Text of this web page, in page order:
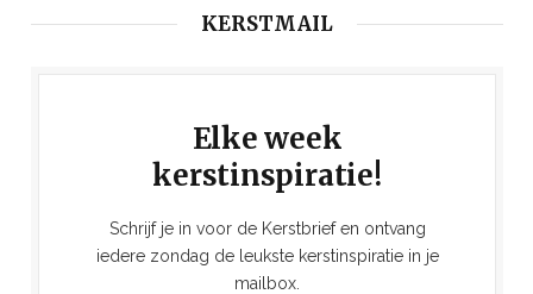
KERSTMAIL
Elke week
kerstinspiratie!
Schrijf je in voor de Kerstbrief en ontvang
iedere zondag de leukste kerstinspiratie in je
mailbox.